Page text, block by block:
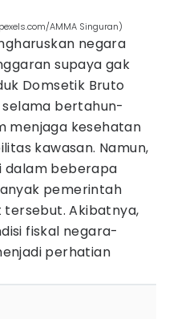
AMMA Singuran)
negara
supaya gak
Domsetik Bruto
bertahun-
menjaga kesehatan
kawasan. Namun,
dalam beberapa
pemerintah
Akibatnya,
fiskal negara-
perhatian